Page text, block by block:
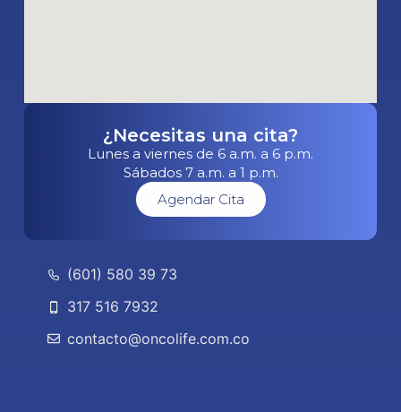
¿Necesitas una cita?
Lunes a viernes de 6 a.m. a 6 p.m.
Sábados 7 a.m. a 1 p.m.
Agendar Cita
(601) 580 39 73
317 516 7932
contacto@oncolife.com.co